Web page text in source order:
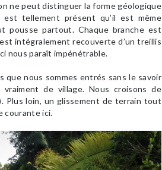
ne peut distinguer la forme géologique
tellement présent qu’il est même
pousse partout. Chaque branche est
intégralement recouverte d’un treillis
nous paraît impénétrable.
nous sommes entrés sans le savoir
de village. Nous croisons de
Plus loin, un glissement de terrain tout
courante ici.